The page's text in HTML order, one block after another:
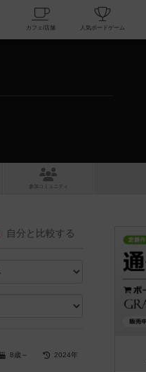
掲示板一覧 カフェ/店舗
コミュニティ
自分と 比較する
8歳～ 2024年